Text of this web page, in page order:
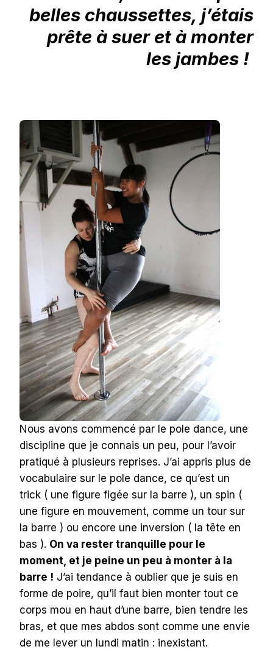
belles chaussettes, j’étais
prête à suer et à monter
les jambes !
Nous avons commencé par le pole dance, une
discipline que je connais un peu, pour l’avoir
pratiqué à plusieurs reprises. J’ai appris plus de
vocabulaire sur le pole dance, ce qu’est un
trick ( une figure figée sur la barre ), un spin (
une figure en mouvement, comme un tour sur
la barre ) ou encore une inversion ( la tête en
bas ). On va rester tranquille pour le
moment, et je peine un peu à monter à la
barre ! J’ai tendance à oublier que je suis en
forme de poire, qu’il faut bien monter tout ce
corps mou en haut d’une barre, bien tendre les
bras, et que mes abdos sont comme une envie
de me lever un lundi matin : inexistant.